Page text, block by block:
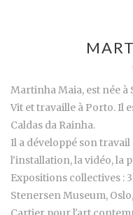
Martinha Maia, est née à
Vit et travaille à Porto. Il
Caldas da Rainha.
Il a développé son
l'installation, la vidéo, la
Expositions collectives :
Stenersen Museum,